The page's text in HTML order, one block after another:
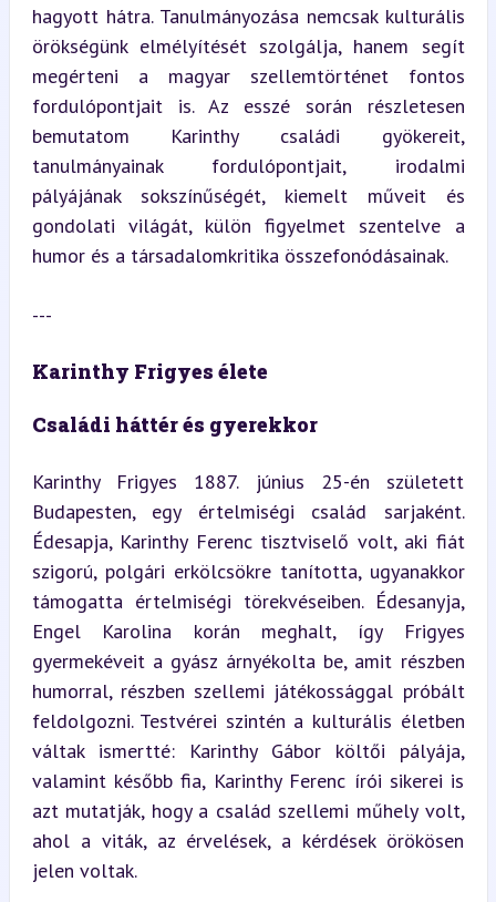
hagyott hátra. Tanulmányozása nemcsak kulturális
örökségünk elmélyítését szolgálja, hanem segít
megérteni a magyar szellemtörténet fontos
fordulópontjait is. Az esszé során részletesen
bemutatom Karinthy családi gyökereit,
tanulmányainak fordulópontjait, irodalmi
pályájának sokszínűségét, kiemelt műveit és
gondolati világát, külön figyelmet szentelve a
humor és a társadalomkritika összefonódásainak.
---
Karinthy Frigyes élete
Családi háttér és gyerekkor
Karinthy Frigyes 1887. június 25-én született
Budapesten, egy értelmiségi család sarjaként.
Édesapja, Karinthy Ferenc tisztviselő volt, aki fiát
szigorú, polgári erkölcsökre tanította, ugyanakkor
támogatta értelmiségi törekvéseiben. Édesanyja,
Engel Karolina korán meghalt, így Frigyes
gyermekéveit a gyász árnyékolta be, amit részben
humorral, részben szellemi játékossággal próbált
feldolgozni. Testvérei szintén a kulturális életben
váltak ismertté: Karinthy Gábor költői pályája,
valamint később fia, Karinthy Ferenc írói sikerei is
azt mutatják, hogy a család szellemi műhely volt,
ahol a viták, az érvelések, a kérdések örökösen
jelen voltak.